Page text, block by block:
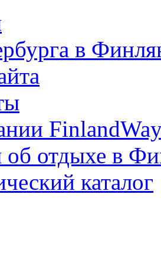
в
отдыхе в
каталог